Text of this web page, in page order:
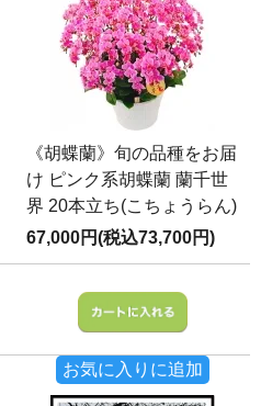
《胡蝶蘭》旬の品種をお届
け ピンク系胡蝶蘭 蘭千世
界 20本立ち(こちょうらん)
67,000円(税込73,700円)
お気に入りに追加